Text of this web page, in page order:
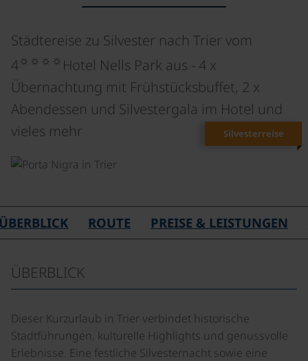
Städtereise zu Silvester nach Trier vom
4 ☼☼☼☼ Hotel Nells Park aus - 4 x
Übernachtung mit Frühstücksbuffet, 2 x
Abendessen und Silvestergala im Hotel und
vieles mehr
Silvesterreise
ROUTE PREISE & LEISTUNGEN
ÜBERBLICK
Dieser Kurzurlaub in Trier verbindet historische
Stadtführungen, kulturelle Highlights und genussvolle
Erlebnisse. Eine festliche Silvesternacht sowie eine